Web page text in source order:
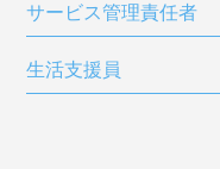
サービス管理責任者
生活支援員